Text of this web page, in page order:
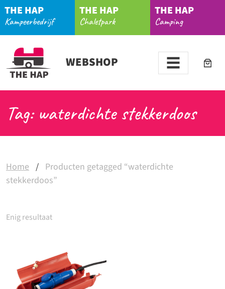
THE HAP
Kampeerbedrijf
THE HAP
Chaletpark
THE HAP
Camping
WEBSHOP
Tag: waterdichte stekkerdoos
Home / Producten getagged “waterdichte
stekkerdoos”
Enig resultaat